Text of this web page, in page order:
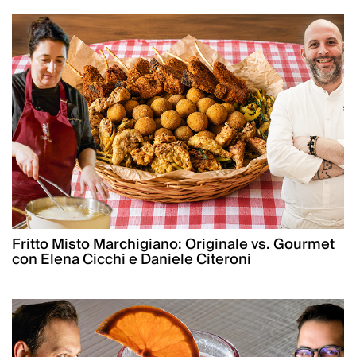
Fritto Misto Marchigiano: Originale vs. Gourmet
con Elena Cicchi e Daniele Citeroni